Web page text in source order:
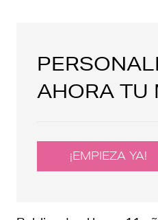
AHORA TU
¡EMPIEZA YA!